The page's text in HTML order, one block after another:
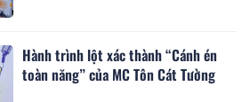
Hành trình lột xác thành “Cánh én
toàn năng” của MC Tôn Cát Tường